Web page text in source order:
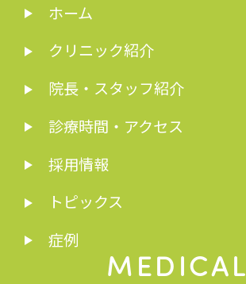
ホーム
クリニック紹介
院長・スタッフ紹介
診療時間・アクセス
採用情報
トピックス
症例
MEDICAL